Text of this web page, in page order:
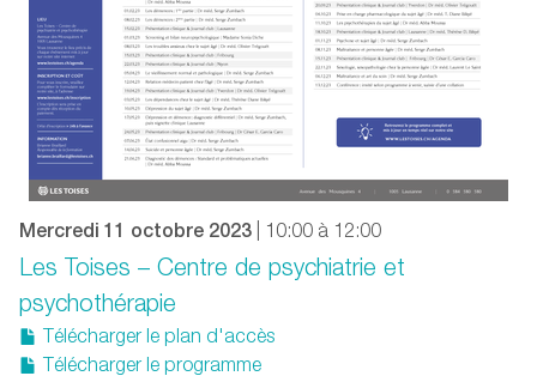
Mercredi 11 octobre 2023 | 10:00 à 12:00
Les Toises – Centre de psychiatrie et
psychothérapie
Télécharger le plan d'accès
Télécharger le programme